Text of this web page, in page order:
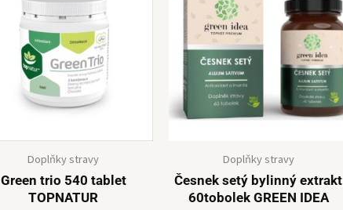
Doplňky stravy
Green trio 540 tablet
TOPNATUR
Doplňky stravy
Česnek setý bylinný extrakt
60tobolek GREEN IDEA